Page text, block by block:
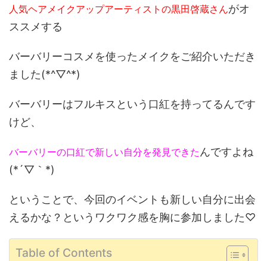
人気ヘアメイクアップアーティストの黒田啓蔵さんがオ
ススメする
バーバリーコスメを使ったメイクをご紹介いただき
ました(*^▽^*)
バーバリーはフルキスという口紅を持ってるんです
けど、
バーバリーの口紅で新しい自分を発見できた んですよね
(*´▽｀*)
ということで、今回のイベントも新しい自分に出会
えるかな？というワクワク感を胸に参加しました♡
Table of Contents